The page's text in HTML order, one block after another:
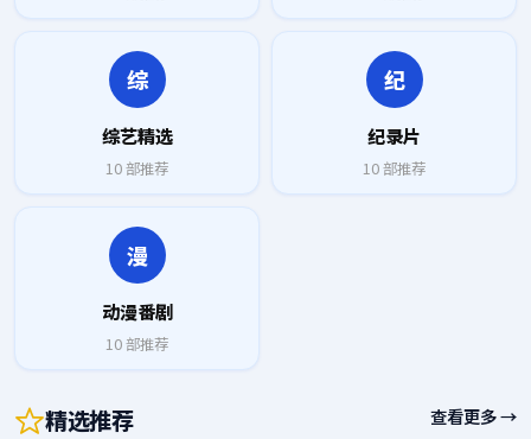
综
综艺精选
10部推荐
纪
纪录片
10部推荐
漫
动漫番剧
10部推荐
精选推荐 查看更多 →